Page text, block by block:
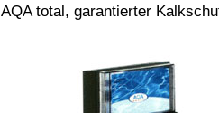
AQA total, garantierter